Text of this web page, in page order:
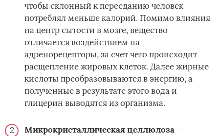
чтобы склонный к перееданию человек
потреблял меньше калорий. Помимо влияния
на центр сытости в мозге, вещество
отличается воздействием на
адренорецепторы, за счет чего происходит
расщепление жировых клеток. Далее жирные
кислоты преобразовываются в энергию, а
полученные в результате этого вода и
глицерин выводятся из организма.
Микрокристаллическая целлюлоза –